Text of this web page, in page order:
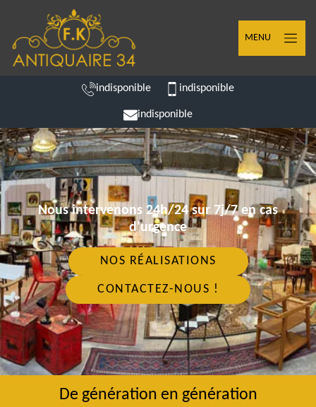
MENU
indisponible indisponible
indisponible
Nous intervenons 24h/24 sur 7j/7 en cas
d'urgence
NOS RÉALISATIONS
CONTACTEZ-NOUS !
De génération en génération